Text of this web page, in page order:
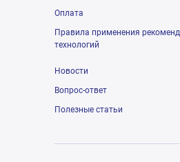
Оплата
Правила применения
технологий
Новости
Вопрос-ответ
Полезные статьи